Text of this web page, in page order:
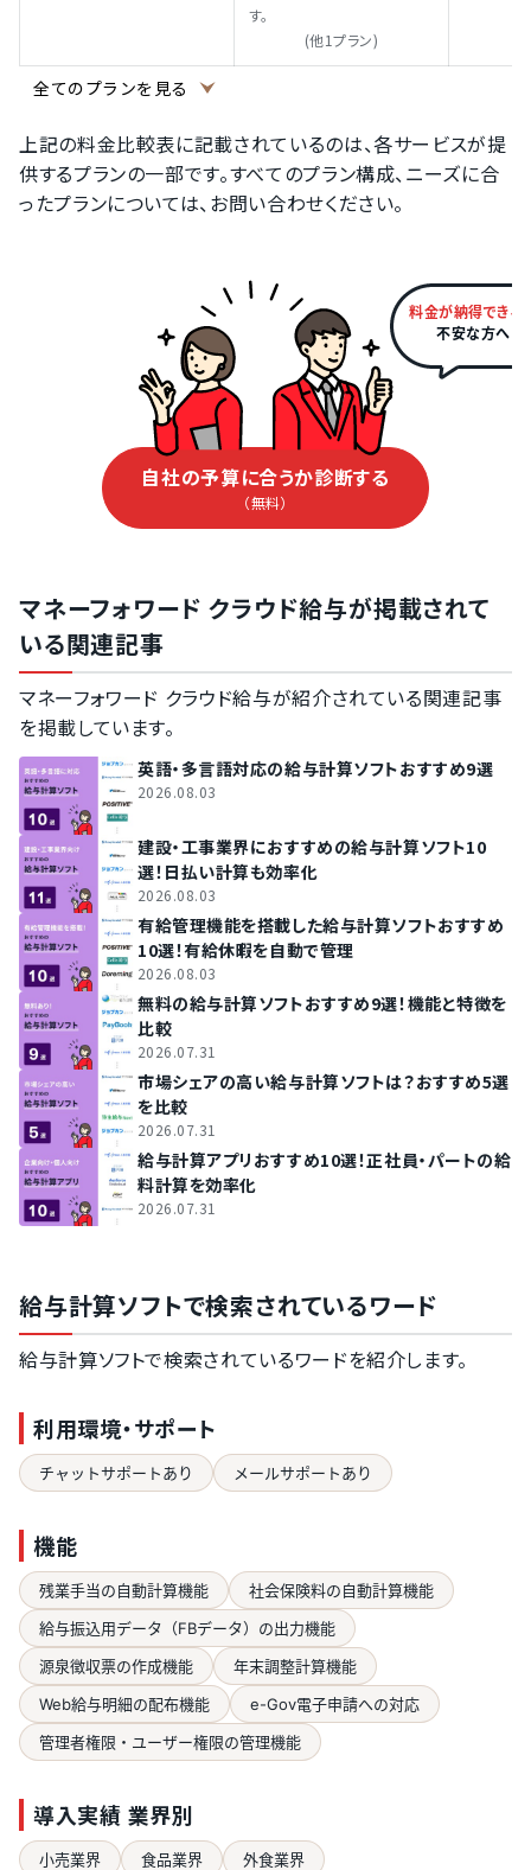
す。
(他1プラン)
全てのプランを見る
上記の料金比較表に記載されているのは、各サービスが提
供するプランの一部です。すべてのプラン構成、ニーズに合
ったプランについては、お問い合わせください。
料金が納得できる
不安な方へ
自社の予算に合うか診断する
（無料）
マネーフォワード クラウド給与が掲載されて
いる関連記事
マネーフォワード クラウド給与が紹介されている関連記事
を掲載しています。
英語・多言語対応の給与計算ソフトおすすめ9選
2026.08.03
建設・工事業界におすすめの給与計算ソフト10
選！日払い計算も効率化
2026.08.03
有給管理機能を搭載した給与計算ソフトおすすめ
10選！有給休暇を自動で管理
2026.08.03
無料の給与計算ソフトおすすめ9選！機能と特徴を
比較
2026.07.31
市場シェアの高い給与計算ソフトは？おすすめ5選
を比較
2026.07.31
給与計算アプリおすすめ10選！正社員・パートの給
料計算を効率化
2026.07.31
給与計算ソフトで検索されているワード
給与計算ソフトで検索されているワードを紹介します。
利用環境・サポート
チャットサポートあり メールサポートあり
機能
残業手当の自動計算機能
社会保険料の自動計算機能
給与振込用データ（FBデータ）の出力機能
源泉徴収票の作成機能
年末調整計算機能
Web給与明細の配布機能
e-Gov電子申請への対応
管理者権限・ユーザー権限の管理機能
導入実績 業界別
小売業界 食品業界
外食業界